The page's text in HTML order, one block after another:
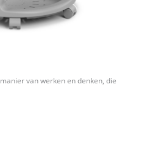
van werken en denken, die